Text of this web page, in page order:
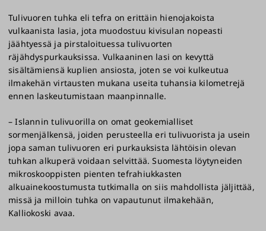
Tulivuoren tuhka eli tefra on erittäin hienojakoista
vulkaanista lasia, jota muodostuu kivisulan nopeasti
jäähtyessä ja pirstaloituessa tulivuorten
räjähdyspurkauksissa. Vulkaaninen lasi on kevyttä
sisältämiensä kuplien ansiosta, joten se voi kulkeutua
ilmakehän virtausten mukana useita tuhansia kilometrejä
ennen laskeutumistaan maanpinnalle.
– Islannin tulivuorilla on omat geokemialliset
sormenjälkensä, joiden perusteella eri tulivuorista ja usein
jopa saman tulivuoren eri purkauksista lähtöisin olevan
tuhkan alkuperä voidaan selvittää. Suomesta löytyneiden
mikroskooppisten pienten tefrahiukkasten
alkuainekoostumusta tutkimalla on siis mahdollista jäljittää,
missä ja milloin tuhka on vapautunut ilmakehään,
Kalliokoski avaa.